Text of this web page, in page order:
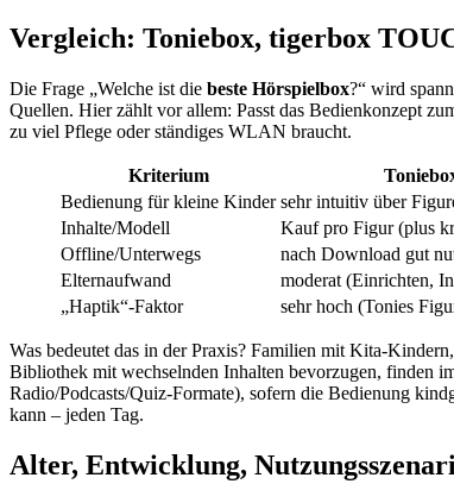
Vergleich: Toniebox, tigerbox
Die Frage „Welche ist die beste Hörspielbox?“ wird
Quellen. Hier zählt vor allem: Passt das Bedienkonzept
zu viel Pflege oder ständiges WLAN braucht.
Kriterium
Bedienung für kleine Kinder sehr intuitiv über
Inhalte/Modell
Kauf pro Figur (plus
Offline/Unterwegs
nach Download gut
Elternaufwand
moderat (Einrichten,
„Haptik“-Faktor
sehr hoch (Tonies
Was bedeutet das in der Praxis? Familien mit Kita-
Bibliothek mit wechselnden Inhalten bevorzugen, finden
Radio/Podcasts/Quiz-Formate), sofern die Bedienung
kann – jeden Tag.
Alter, Entwicklung,